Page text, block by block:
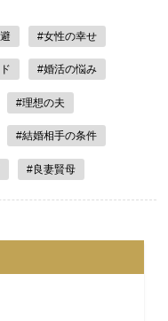
#女性の幸せ
#婚活の悩み
#理想の夫
#結婚相手の条件
#良妻賢母